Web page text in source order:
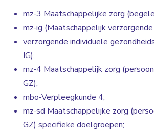
mz-3 Maatschappelijke zorg
mz-ig (Maatschappelijk verzorgende
verzorgende individuele
IG);
mz-4 Maatschappelijk zorg
GZ);
mbo-Verpleegkunde 4;
mz-sd Maatschappelijke zorg
GZ) specifieke doelgroepen;